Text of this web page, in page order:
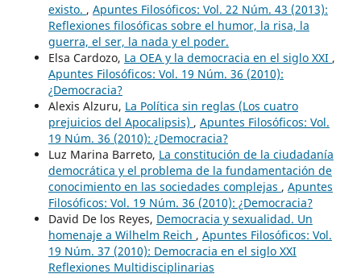
existo. , Apuntes Filosóficos: Vol. 22 Núm. 43 (2013):
Reflexiones filosóficas sobre el humor, la risa, la
guerra, el ser, la nada y el poder.
Elsa Cardozo, La OEA y la democracia en el siglo XXI ,
Apuntes Filosóficos: Vol. 19 Núm. 36 (2010):
¿Democracia?
Alexis Alzuru, La Política sin reglas (Los cuatro
prejuicios del Apocalipsis) , Apuntes Filosóficos: Vol.
19 Núm. 36 (2010): ¿Democracia?
Luz Marina Barreto, La constitución de la ciudadanía
democrática y el problema de la fundamentación de
conocimiento en las sociedades complejas , Apuntes
Filosóficos: Vol. 19 Núm. 36 (2010): ¿Democracia?
David De los Reyes, Democracia y sexualidad. Un
homenaje a Wilhelm Reich , Apuntes Filosóficos: Vol.
19 Núm. 37 (2010): Democracia en el siglo XXI
Reflexiones Multidisciplinarias